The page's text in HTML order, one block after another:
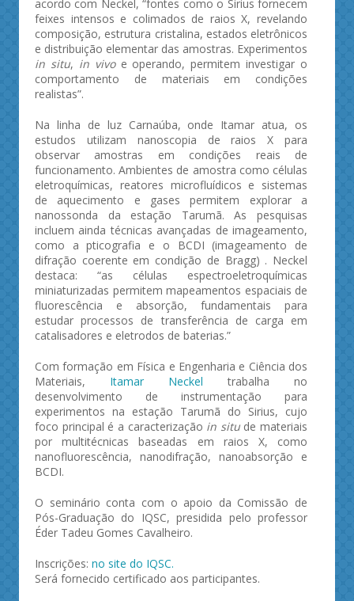
acordo com Neckel, “fontes como o Sirius fornecem
feixes intensos e colimados de raios X, revelando
composição, estrutura cristalina, estados eletrônicos
e distribuição elementar das amostras. Experimentos
in situ, in vivoe operando, permitem investigar o
comportamento de materiais em condições
realistas”.
Na linha de luz Carnaúba, onde Itamar atua, os
estudos utilizam nanoscopia de raios X para
observar amostras em condições reais de
funcionamento. Ambientes de amostra como células
eletroquímicas, reatores microfluídicos e sistemas
de aquecimento e gases permitem explorar a
nanossonda da estação Tarumã. As pesquisas
incluem ainda técnicas avançadas de imageamento,
como a pticografia e o BCDI (imageamento de
difração coerente em condição de Bragg) . Neckel
destaca: “as células espectroeletroquímicas
miniaturizadas permitem mapeamentos espaciais de
fluorescência e absorção, fundamentais para
estudar processos de transferência de carga em
catalisadores e eletrodos de baterias.”
Com formação em Física e Engenharia e Ciência dos
Materiais, Itamar Neckel trabalha no
desenvolvimento de instrumentação para
experimentos na estação Tarumã do Sirius, cujo
foco principal é a caracterização in situde materiais
por multitécnicas baseadas em raios X, como
nanofluorescência, nanodifração, nanoabsorção e
BCDI.
O seminário conta com o apoio da Comissão de
Pós-Graduação do IQSC, presidida pelo professor
Éder Tadeu Gomes Cavalheiro.
Inscrições: no site do IQSC.
Será fornecido certificado aos participantes.